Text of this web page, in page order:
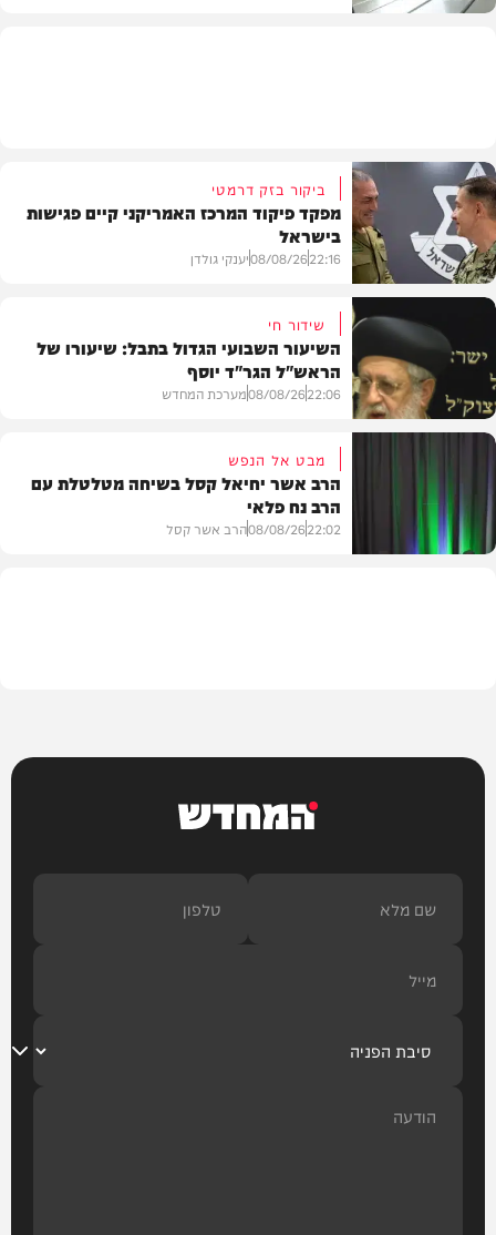
חדשות
ביקור בזק דרמטי
מפקד פיקוד המרכז האמריקני קיים פגישות
בישראל
22:16
08/08/26יענקי גולדן
וידאו
שידור חי
השיעור השבועי הגדול בתבל: שיעורו של
הראש"ל הגר"ד יוסף
22:06
08/08/26מערכת המחדש
מבט אל הנפש
הרב אשר יחיאל קסל בשיחה מטלטלת עם
הרב נח פלאי
22:02
08/08/26הרב אשר קסל
המחדש